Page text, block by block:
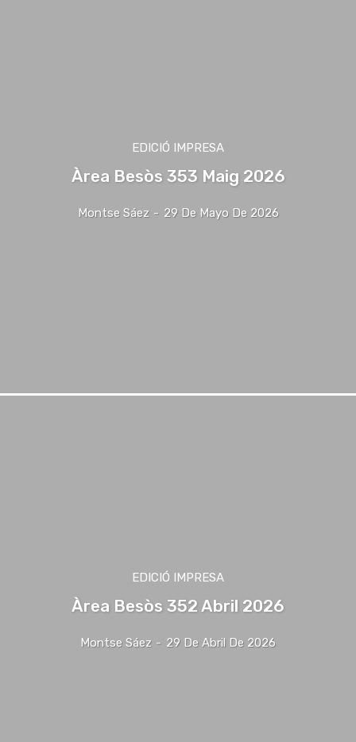
EDICIÓ IMPRESA
Àrea Besòs 353 Maig 2026
Montse Sáez - 29 De Mayo De 2026
EDICIÓ IMPRESA
Àrea Besòs 352 Abril 2026
Montse Sáez - 29 De Abril De 2026